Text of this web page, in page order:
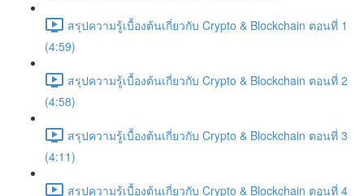
สรุปความรู้เบื้องต้นเกี่ยวกับ Crypto & Blockchain ตอนที่ 1
(4:59)
สรุปความรู้เบื้องต้นเกี่ยวกับ Crypto & Blockchain ตอนที่ 2
(4:58)
สรุปความรู้เบื้องต้นเกี่ยวกับ Crypto & Blockchain ตอนที่ 3
(4:11)
สรุปความรู้เบื้องต้นเกี่ยวกับ Crypto & Blockchain ตอนที่ 4